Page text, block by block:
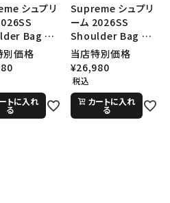
シュプリ
Bag シ
バッグ レッ
別価格
トに入れ
る
Supreme シュプリ
ーム 2026SS
Shoulder Bag シ
ョルダーバッグ パー
プル
当店特別価格
¥26,980
税込
カートに入れ
る